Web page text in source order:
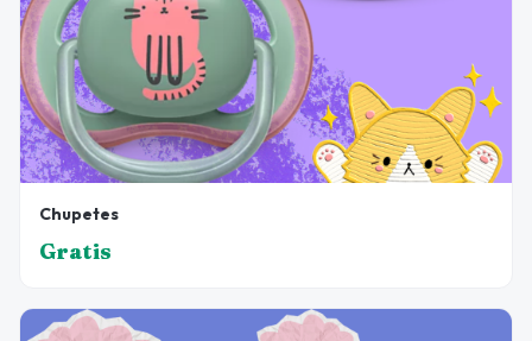
Chupetes
Gratis